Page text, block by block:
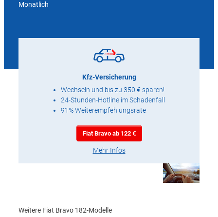
Monatlich
Kfz-Versicherung
Wechseln und bis zu 350 € sparen!
24-Stunden-Hotline im Schadenfall
91% Weiterempfehlungsrate
Fiat Bravo ab 122 €
Mehr Infos
Weitere Fiat Bravo 182-Modelle